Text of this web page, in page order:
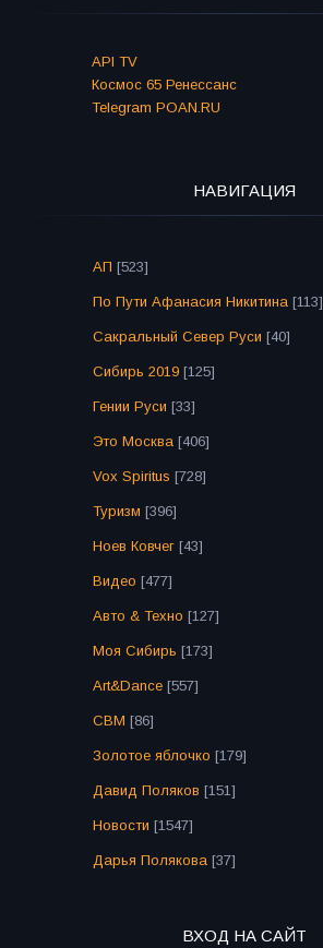
API TV
Космос 65 Ренессанс
Telegram POAN.RU
НАВИГАЦИЯ
АП [523]
По Пути Афанасия Никитина [113]
Сакральный Север Руси [40]
Сибирь 2019 [125]
Гении Руси [33]
Это Москва [406]
Vox Spiritus [728]
Туризм [396]
Ноев Ковчег [43]
Видео [477]
Авто & Техно [127]
Моя Сибирь [173]
Art&Dance [557]
СВМ [86]
Золотое яблочко [179]
Давид Поляков [151]
Новости [1547]
Дарья Полякова [37]
ВХОД НА САЙТ